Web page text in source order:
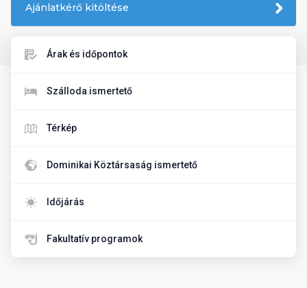
Ajánlatkérő kitöltése
Árak és időpontok
Szálloda ismertető
Térkép
Dominikai Köztársaság ismertető
Időjárás
Fakultatív programok